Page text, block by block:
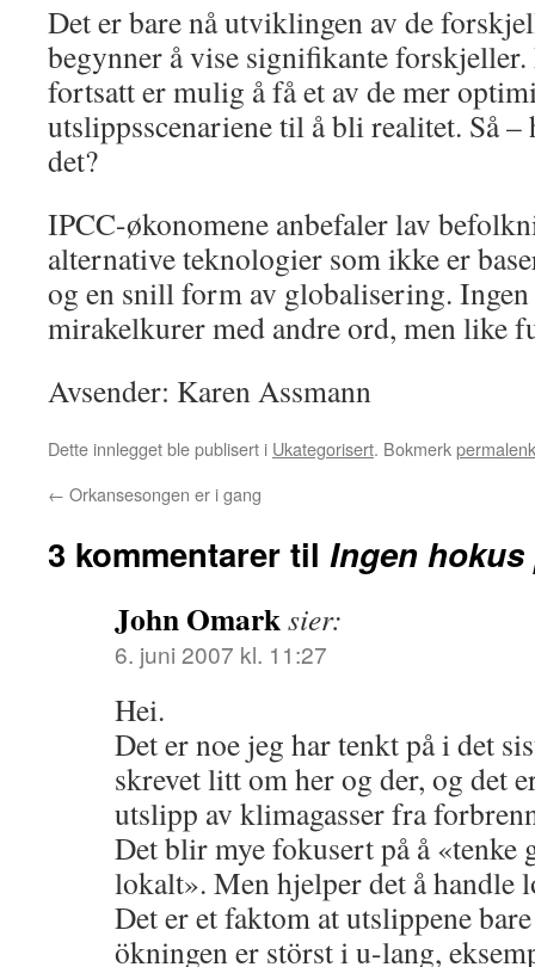
Det er bare nå utviklingen av de
begynner å vise signifikante forskjeller.
fortsatt er mulig å få et av de mer
utslippsscenariene til å bli realitet. Så
det?
IPCC-økonomene anbefaler lav
alternative teknologier som ikke er
og en snill form av globalisering.
mirakelkurer med andre ord, men like
Avsender: Karen Assmann
Dette innlegget ble publisert i Ukategorisert. Bokmerk
← Orkansesongen er i gang
3 kommentarer til Ingen
John Omarksier:
6. juni 2007 kl. 11:27
Hei.
Det er noe jeg har tenkt på i det
skrevet litt om her og der, og det
utslipp av klimagasser fra
Det blir mye fokusert på å «tenke
lokalt». Men hjelper det å handle
Det er et faktom at utslippene
ökningen er störst i u-lang,